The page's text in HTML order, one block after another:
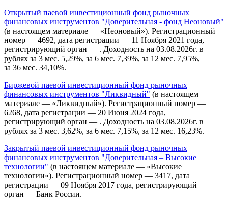
Открытый паевой инвестиционный фонд рыночных
финансовых инструментов "Доверительная - фонд Неоновый"
(в настоящем материале — «Неоновый»). Регистрационный
номер — 4692, дата регистрации — 11 Ноября 2021 года,
регистрирующий орган — . Доходность на 03.08.2026г. в
рублях за 3 мес. 5,29%, за 6 мес. 7,39%, за 12 мес. 7,95%,
за 36 мес. 34,10%.
Биржевой паевой инвестиционный фонд рыночных
финансовых инструментов "Ликвидный" (в настоящем
материале — «Ликвидный»). Регистрационный номер —
6268, дата регистрации — 20 Июня 2024 года,
регистрирующий орган — . Доходность на 03.08.2026г. в
рублях за 3 мес. 3,62%, за 6 мес. 7,15%, за 12 мес. 16,23%.
Закрытый паевой инвестиционный фонд рыночных
финансовых инструментов "Доверительная – Высокие
технологии" (в настоящем материале — «Высокие
технологии»). Регистрационный номер — 3417, дата
регистрации — 09 Ноября 2017 года, регистрирующий
орган — Банк России.